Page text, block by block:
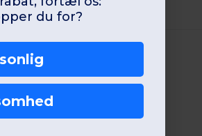
produkter
du for?